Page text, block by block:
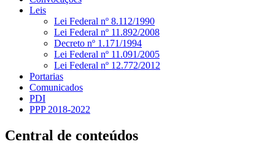
Leis
Lei Federal nº 8.112/1990
Lei Federal nº 11.892/2008
Decreto nº 1.171/1994
Lei Federal nº 11.091/2005
Lei Federal nº 12.772/2012
Portarias
Comunicados
PDI
PPP 2018-2022
Central de conteúdos